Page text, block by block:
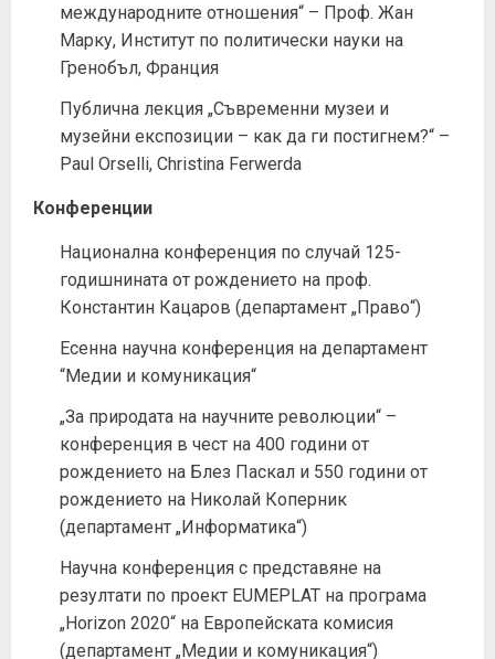
международните отношения“ – Проф. Жан
Марку, Институт по политически науки на
Гренобъл, Франция
Публична лекция „Съвременни музеи и
музейни експозиции – как да ги постигнем?“ –
Paul Orselli, Christina Ferwerda
Конференции
Национална конференция по случай 125-
годишнината от рождението на проф.
Константин Кацаров (департамент „Право“)
Есенна научна конференция на департамент
“Медии и комуникация“
„За природата на научните революции“ –
конференция в чест на 400 години от
рождението на Блез Паскал и 550 години от
рождението на Николай Коперник
(департамент „Информатика“)
Научна конференция с представяне на
резултати по проект EUMEPLAT на програма
„Horizon 2020“ на Европейската комисия
(департамент „Медии и комуникация“)